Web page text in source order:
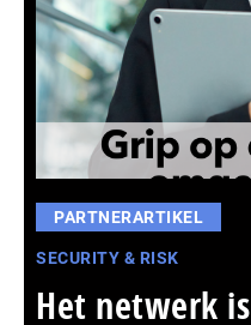
PARTNERARTIKEL
SECURITY & RISK
Het netwerk